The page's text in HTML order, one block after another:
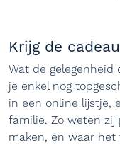
Krijg de
Wat de gelegenheid
je enkel nog
in een online lijstje,
familie. Zo weten
maken, én waar het